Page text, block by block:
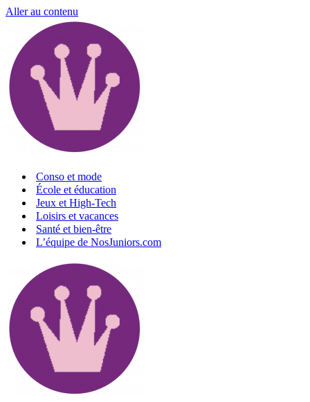
Aller au contenu
Conso et mode
École et éducation
Jeux et High-Tech
Loisirs et vacances
Santé et bien-être
L’équipe de NosJuniors.com